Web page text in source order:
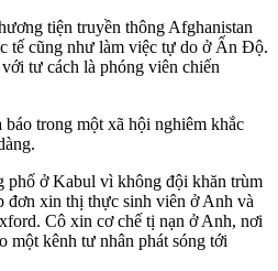
tiện truyền thông Afghanistan
tế cũng như làm việc tự do ở Ấn Độ.
tư cách là phóng viên chiến
trong một xã hội nghiêm khắc
phố ở Kabul vì không đội khăn trùm
đơn xin thị thực sinh viên ở Anh và
Cô xin cơ chế tị nạn ở Anh, nơi
một kênh tư nhân phát sóng tới